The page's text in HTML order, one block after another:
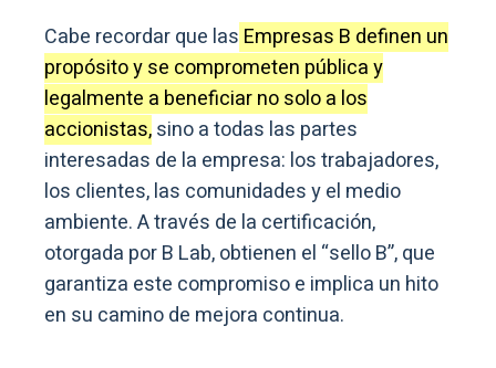
Cabe recordar que las Empresas B definen un
propósito y se comprometen pública y
legalmente a beneficiar no solo a los
accionistas,sino a todas las partes
interesadas de la empresa: los trabajadores,
los clientes, las comunidades y el medio
ambiente. A través de la certificación,
otorgada por B Lab, obtienen el “sello B”, que
garantiza este compromiso e implica un hito
en su camino de mejora continua.